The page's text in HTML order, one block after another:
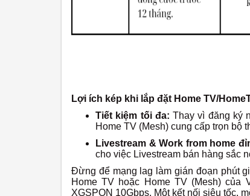
Lợi ích kép khi lắp đặt Home TV/
Tiết kiệm tối đa: Thay vì đăng ký
Home TV (Mesh) cung cấp trọn
Livestream & Work from home
cho việc Livestream bán hàng sắc
Đừng để mạng lag làm gián đoạn phút
Home TV hoặc Home TV (Mesh) của
XGSPON 10Gbps. Một kết nối siêu tốc,